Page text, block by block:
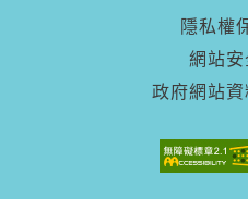
隱私權
網站安
政府網站